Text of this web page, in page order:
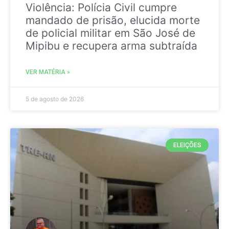
Violência: Polícia Civil cumpre
mandado de prisão, elucida morte
de policial militar em São José de
Mipibu e recupera arma subtraída
VER MATÉRIA »
5 de agosto de 2026
ELEIÇÕES